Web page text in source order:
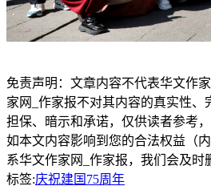
免责声明：文章内容不代表华文作
家网_作家报不对其内容的真实性、
担保、暗示和承诺，仅供读者参考
如本文内容影响到您的合法权益（
系华文作家网_作家报，我们会及时
标签:庆祝建国75周年